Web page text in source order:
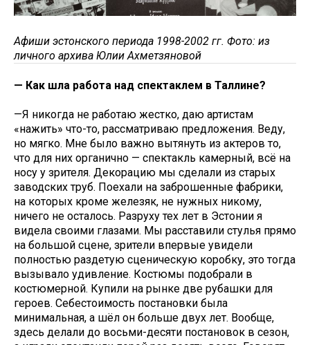
Афиши эстонского периода 1998-2002 гг. Фото: из
личного архива Юлии Ахметзяновой
— Как шла работа над спектаклем в Таллине?
—Я никогда не работаю жестко, даю артистам
«нажить» что-то, рассматриваю предложения. Веду,
но мягко. Мне было важно вытянуть из актеров то,
что для них органично — спектакль камерный, всё на
носу у зрителя. Декорацию мы сделали из старых
заводских труб. Поехали на заброшенные фабрики,
на которых кроме железяк, не нужных никому,
ничего не осталось. Разруху тех лет в Эстонии я
видела своими глазами. Мы расставили стулья прямо
на большой сцене, зрители впервые увидели
полностью раздетую сценическую коробку, это тогда
вызывало удивление. Костюмы подобрали в
костюмерной. Купили на рынке две рубашки для
героев. Себестоимость постановки была
минимальная, а шёл он больше двух лет. Вообще,
здесь делали до восьми-десяти постановок в сезон,